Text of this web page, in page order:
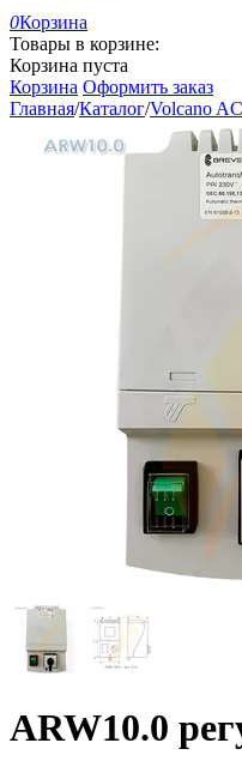
0Корзина
Товары в корзине:
Корзина пуста
Корзина Оформить заказ
Главная/Каталог/Volcano AC
ARW10.0